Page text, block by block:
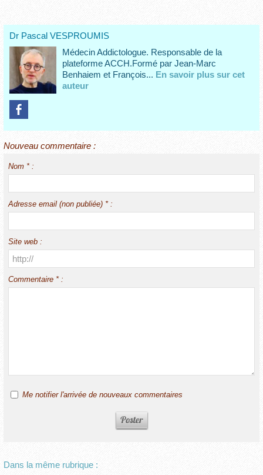
Dr Pascal VESPROUMIS
Médecin Addictologue. Responsable de la
plateforme ACCH.Formé par Jean-Marc
Benhaiem et François... En savoir plus sur cet
auteur
Nouveau commentaire :
Nom * :
Adresse email (non publiée) * :
Site web :
Commentaire * :
Me notifier l'arrivée de nouveaux commentaires
Dans la même rubrique :